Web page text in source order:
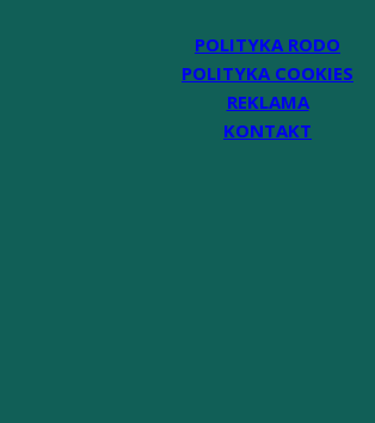
POLITYKA RODO
POLITYKA COOKIES
REKLAMA
KONTAKT